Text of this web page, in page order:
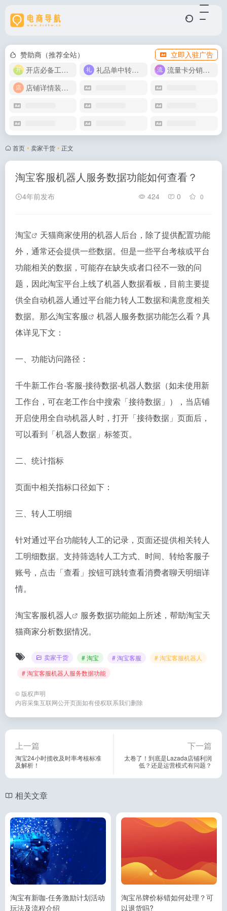
赞助商（推荐全站）
立即入驻广告
开店必备工具箱
礼品单中转同步单
流量卡分销代理
店铺详情装修模版
首页 • 卖家干货 • 正文
淘宝客服机器人服务数据功能如何查看？
4年前发布 424 0 0
淘宝
天猫商家使用的机器人后台，除了提供配置功能
外，通常还会提供一些数据。但是一些平台考核或平台
功能相关的数据，可能存在缺失或者口径不一致的问
题，因此淘宝平台上线了机器人数据看板，目前主要提
供全自动机器人通过平台能力转人工数据和满意度相关
数据。那么淘宝客服
机器人服务数据功能怎么看？具
体详见下文：
一、功能访问路径：
千牛新工作台-客服-接待数据-机器人数据（如未使用新
工作台，可在老工作台中搜索「接待数据」），当店铺
开启使用全自动机器人时，打开「接待数据」页面后，
可以看到「机器人数据」标签页。
二、统计指标
页面中相关指标口径如下：
三、转人工明细
针对通过平台功能转人工的记录，页面还提供相关转人
工明细数据。支持筛选转人工方式、时间、转给客服子
账号，点击「查看」按钮可跳转查看消费者聊天明细详
情。
淘宝客服机器人
服务数据功能如上所述，帮助淘宝天
猫商家分析数据情况。
卖家干货 # 淘宝 # 淘宝客服
# 淘宝客服机器人
# 淘宝客服机器人服务数据功能
© 版权声明
内容采集互联网公开页面如有侵权联系我们删除
上一篇
淘宝24小时揽收及时率考核标准
及解析！
下一篇
太卷了！到底是Lazada店铺利润
低？还是运营模式有问题？
相关文章
淘宝有新咖-任务激励计划活动
玩法及流程介绍
淘宝吊牌价标错如何处理？可
以退货吗?